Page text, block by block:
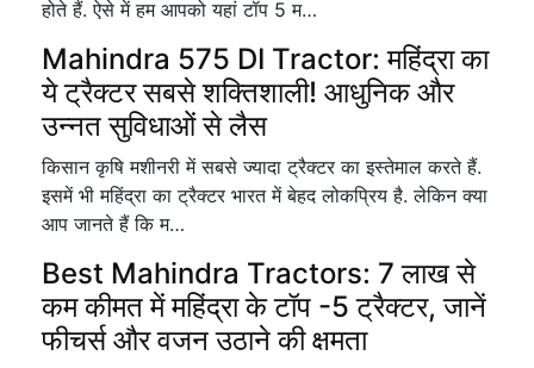
होते हैं. ऐसे में हम आपको यहां टॉप 5 म…
Mahindra 575 DI Tractor: महिंद्रा का
ये ट्रैक्टर सबसे शक्तिशाली! आधुनिक और
उन्नत सुविधाओं से लैस
किसान कृषि मशीनरी में सबसे ज्यादा ट्रैक्टर का इस्तेमाल करते हैं.
इसमें भी महिंद्रा का ट्रैक्टर भारत में बेहद लोकप्रिय है. लेकिन क्या
आप जानते हैं कि म…
Best Mahindra Tractors: 7 लाख से
कम कीमत में महिंद्रा के टॉप -5 ट्रैक्टर, जानें
फीचर्स और वजन उठाने की क्षमता